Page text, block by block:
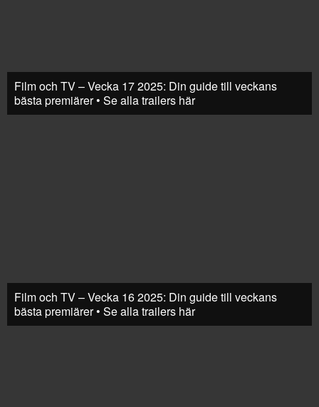
Film och TV – Vecka 17 2025: Din guide till veckans
bästa premiärer • Se alla trailers här
Film och TV – Vecka 16 2025: Din guide till veckans
bästa premiärer • Se alla trailers här